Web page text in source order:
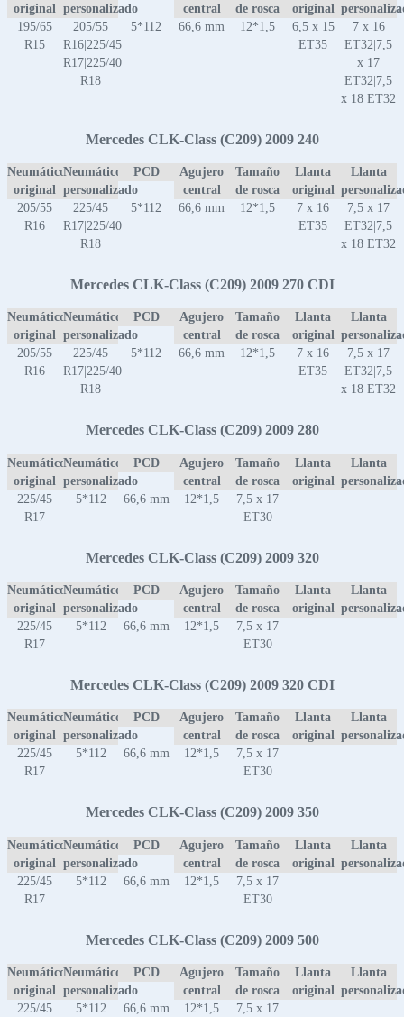
original personalizado
central
de rosca
original
195/65
R15
205/55
R16|225/45
R17|225/40
R18
5*112 66,6 mm 12*1,5
6,5 x 15
ET35
7 x 16
ET32|7,5
x 17
ET32|7,5
x 18 ET32
Mercedes CLK-Class (C209) 2009 240
Neumático
original
Neumático
personalizado
PCD
Agujero
central
Tamaño
de rosca
Llanta
original
Llanta
205/55
R16
225/45
R17|225/40
R18
5*112 66,6 mm 12*1,5
7 x 16
ET35
7,5 x 17
ET32|7,5
x 18 ET32
Mercedes CLK-Class (C209) 2009 270 CDI
Neumático
original
Neumático
personalizado
PCD
Agujero
central
Tamaño
de rosca
Llanta
original
Llanta
205/55
R16
225/45
R17|225/40
R18
5*112 66,6 mm 12*1,5
7 x 16
ET35
7,5 x 17
ET32|7,5
x 18 ET32
Mercedes CLK-Class (C209) 2009 280
Neumático
original
Neumático
personalizado
PCD
Agujero
central
Tamaño
de rosca
Llanta
original
Llanta
225/45
R17
5*112 66,6 mm 12*1,5
7,5 x 17
ET30
Mercedes CLK-Class (C209) 2009 320
Neumático
original
Neumático
personalizado
PCD
Agujero
central
Tamaño
de rosca
Llanta
original
Llanta
225/45
R17
5*112 66,6 mm 12*1,5
7,5 x 17
ET30
Mercedes CLK-Class (C209) 2009 320 CDI
Neumático
original
Neumático
personalizado
PCD
Agujero
central
Tamaño
de rosca
Llanta
original
Llanta
225/45
R17
5*112 66,6 mm 12*1,5
7,5 x 17
ET30
Mercedes CLK-Class (C209) 2009 350
Neumático
original
Neumático
personalizado
PCD
Agujero
central
Tamaño
de rosca
Llanta
original
Llanta
225/45
R17
5*112 66,6 mm 12*1,5
7,5 x 17
ET30
Mercedes CLK-Class (C209) 2009 500
Neumático
original
Neumático
personalizado
PCD
Agujero
central
Tamaño
de rosca
Llanta
original
Llanta
225/45
5*112 66,6 mm 12*1,5
7,5 x 17